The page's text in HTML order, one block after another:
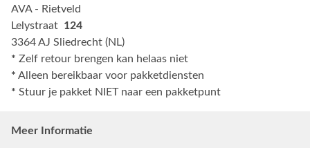
AVA - Rietveld
Lelystraat 124
3364 AJ Sliedrecht (NL)
* Zelf retour brengen kan helaas niet
* Alleen bereikbaar voor pakketdiensten
* Stuur je pakket NIET naar een pakketpunt
Meer Informatie